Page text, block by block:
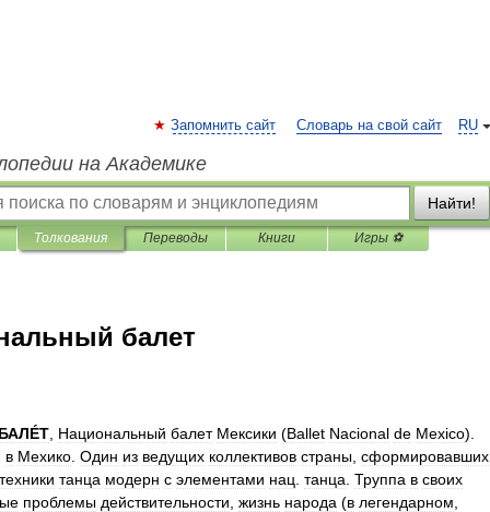
RU
Запомнить сайт Словарь на свой сайт
на Академике
Найти!
Толкования Переводы Книги Игры ⚽
балет
БАЛÉТ Национальный балет Мексики (Ballet Nacional de Mexico).
в Мехико Один из ведущих коллективов страны сформировавших
техники танца модерн с элементами нац танца Труппа в своих
проблемы действительности жизнь народа (в легендарном